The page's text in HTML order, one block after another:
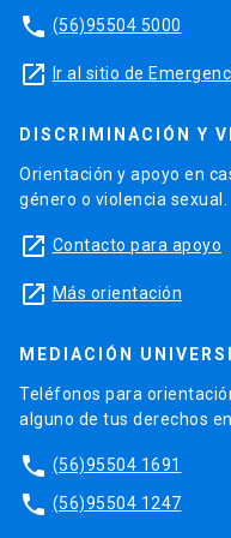
phone (56)95504 5000
launch Ir al sitio de
DISCRIMINACIÓN Y
Orientación y apoyo en
género o violencia sexual.
launch Contacto para apoyo
launch Más orientación
MEDIACIÓN
Teléfonos para
alguno de tus derechos
phone (56)95504 1691
phone (56)95504 1247